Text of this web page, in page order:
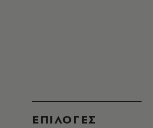
EΠΙΛΟΓΈΣ